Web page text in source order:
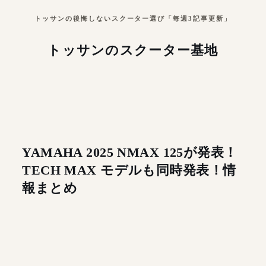
トッサンの後悔しないスクーター選び「毎週3記事更新」
トッサンのスクーター基地
YAMAHA 2025 NMAX 125が発表！
TECH MAX モデルも同時発表！情
報まとめ